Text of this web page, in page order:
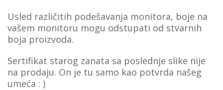
Usled različitih podešavanja monitora, boje na
vašеm monitoru mogu odstupati od stvarnih
boja proizvoda.
Sertifikat starog zanata sa poslednje slike nije
na prodaju. On je tu samo kao potvrda našeg
umeća : )